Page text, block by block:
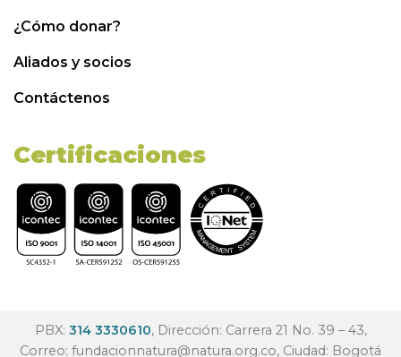
¿Cómo donar?
Aliados y socios
Contáctenos
Certificaciones
PBX: 314 3330610, Dirección: Carrera 21 No. 39 – 43,
Correo: fundacionnatura@natura.org.co, Ciudad: Bogotá